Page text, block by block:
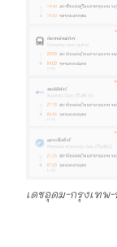
เดชอุดม-กรุงเทพ